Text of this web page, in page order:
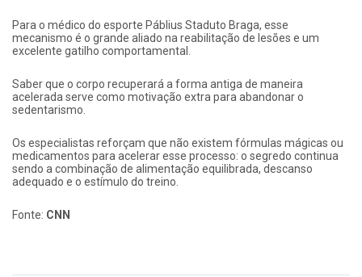
Para o médico do esporte Páblius Staduto Braga, esse
mecanismo é o grande aliado na reabilitação de lesões e um
excelente gatilho comportamental.
Saber que o corpo recuperará a forma antiga de maneira
acelerada serve como motivação extra para abandonar o
sedentarismo.
Os especialistas reforçam que não existem fórmulas mágicas ou
medicamentos para acelerar esse processo: o segredo continua
sendo a combinação de alimentação equilibrada, descanso
adequado e o estímulo do treino.
Fonte: CNN